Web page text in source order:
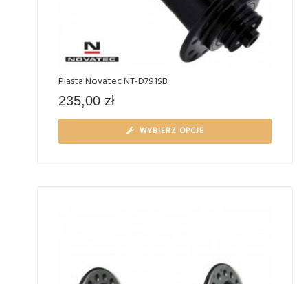
Piasta Novatec NT-D791SB
235,00 zł
WYBIERZ OPCJE